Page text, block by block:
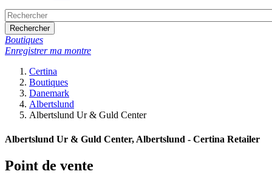
Rechercher
Boutiques
Enregistrer ma montre
Certina
Boutiques
Danemark
Albertslund
Albertslund Ur & Guld Center
Albertslund Ur & Guld Center, Albertslund - Certina Retailer
Point de vente